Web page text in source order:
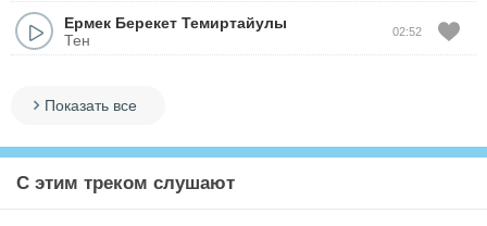
Ермек Берекет Темиртайулы
Тен
02:52
Показать все
С этим треком слушают